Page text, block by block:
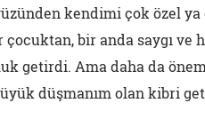
kendimi çok özel
çocuktan, bir anda saygı
getirdi. Ama daha da
düşmanım olan kibri